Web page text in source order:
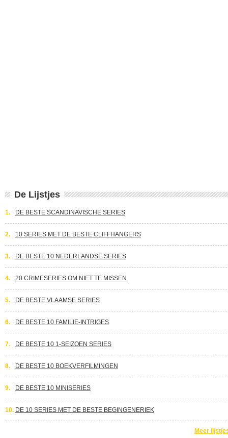
De Lijstjes
1. DE BESTE SCANDINAVISCHE SERIES
2. 10 SERIES MET DE BESTE CLIFFHANGERS
3. DE BESTE 10 NEDERLANDSE SERIES
4. 20 CRIMESERIES OM NIET TE MISSEN
5. DE BESTE VLAAMSE SERIES
6. DE BESTE 10 FAMILIE-INTRIGES
7. DE BESTE 10 1-SEIZOEN SERIES
8. DE BESTE 10 BOEKVERFILMINGEN
9. DE BESTE 10 MINISERIES
10. DE 10 SERIES MET DE BESTE BEGINGENERIEK
Meer